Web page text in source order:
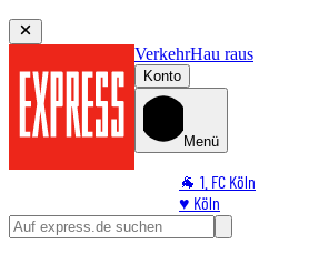
VerkehrHau raus
Konto
Menü
🐐 1. FC Köln
♥️ Köln
⭐ Promi